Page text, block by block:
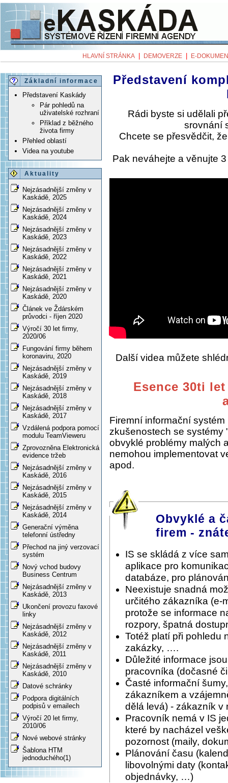
HLAVNÍ STRÁNKA DEMOVERZE E-
Základní informace
Představení Kaskády
Pár pohledů na
uživatelské rozhraní
Příklad z běžného
života firmy
Přehled oblastí
Videa na youtube
Aktuality
Nejzásadnější změny v
Kaskádě, 2025
Nejzásadnější změny v
Kaskádě, 2024
Nejzásadnější změny v
Kaskádě, 2023
Nejzásadnější změny v
Kaskádě, 2022
Nejzásadnější změny v
Kaskádě, 2021
Nejzásadnější změny v
Kaskádě, 2020
Článek ve Ždárském
průvodci - říjen 2020
Výročí 30 let firmy,
2020/06
Fungování firmy během
koronaviru, 2020
Nejzásadnější změny v
Kaskádě, 2019
Nejzásadnější změny v
Kaskádě, 2018
Nejzásadnější změny v
Kaskádě, 2017
Vzdálená podpora pomocí
modulu TeamVieweru
Zprovozněna Elektronická
evidence tržeb
Nejzásadnější změny v
Kaskádě, 2016
Nejzásadnější změny v
Kaskádě, 2015
Nejzásadnější změny v
Kaskádě, 2014
Generační výměna
telefonní ústředny
Přechod na jiný verzovací
systém
Nový vchod budovy
Business Centrum
Nejzásadnější změny v
Kaskádě, 2013
Ukončení provozu faxové
linky
Nejzásadnější změny v
Kaskádě, 2012
Nejzásadnější změny v
Kaskádě, 2011
Nejzásadnější změny v
Kaskádě, 2010
Datové schránky
Podpora digitálních
podpisů v emailech
Výročí 20 let firmy,
2010/06
Nové webové stránky
Šablona HTM
jednoduchého(1)
Představení
Rádi byste si udělali
srovnání
Chcete se přesvědčit,
Pak neváhejte a věnujte
Další videa můžete
Esence 30ti
Firemní informační
zkušenostech se systémy
obvyklé problémy malých
nemohou implementovat
apod.
Obvyklé a
firem -
IS se skládá z více
aplikace pro
databáze, pro
Neexistuje snadná
určitého zákazníka (e-
protože se informace
rozpory, špatná
Totéž platí při pohledu
zakázky, ….
Důležité informace
pracovníka (dočasné
Časté informační
zákazníkem a
dělá levá) - zákazník v
Pracovník nemá v IS
které by nacházel
pozornost (maily,
Plánování času
libovolnými daty
objednávky, …)